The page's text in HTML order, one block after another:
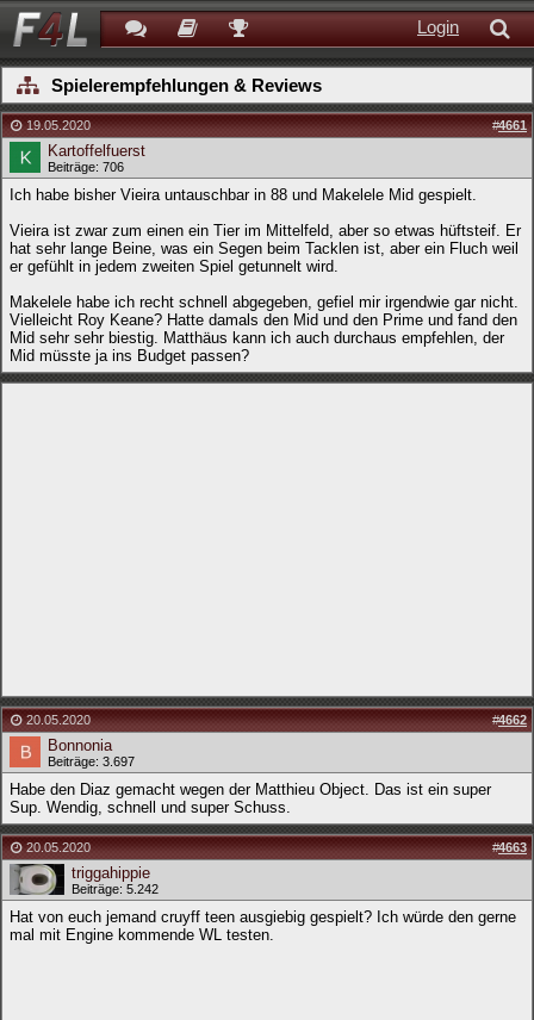
Login
Spielerempfehlungen & Reviews
19.05.2020 #4661
Kartoffelfuerst
Beiträge: 706
Ich habe bisher Vieira untauschbar in 88 und Makelele Mid gespielt.
Vieira ist zwar zum einen ein Tier im Mittelfeld, aber so etwas hüftsteif. Er
hat sehr lange Beine, was ein Segen beim Tacklen ist, aber ein Fluch weil
er gefühlt in jedem zweiten Spiel getunnelt wird.
Makelele habe ich recht schnell abgegeben, gefiel mir irgendwie gar nicht.
Vielleicht Roy Keane? Hatte damals den Mid und den Prime und fand den
Mid sehr sehr biestig. Matthäus kann ich auch durchaus empfehlen, der
Mid müsste ja ins Budget passen?
20.05.2020 #4662
Bonnonia
Beiträge: 3.697
Habe den Diaz gemacht wegen der Matthieu Object. Das ist ein super
Sup. Wendig, schnell und super Schuss.
20.05.2020 #4663
triggahippie
Beiträge: 5.242
Hat von euch jemand cruyff teen ausgiebig gespielt? Ich würde den gerne
mal mit Engine kommende WL testen.